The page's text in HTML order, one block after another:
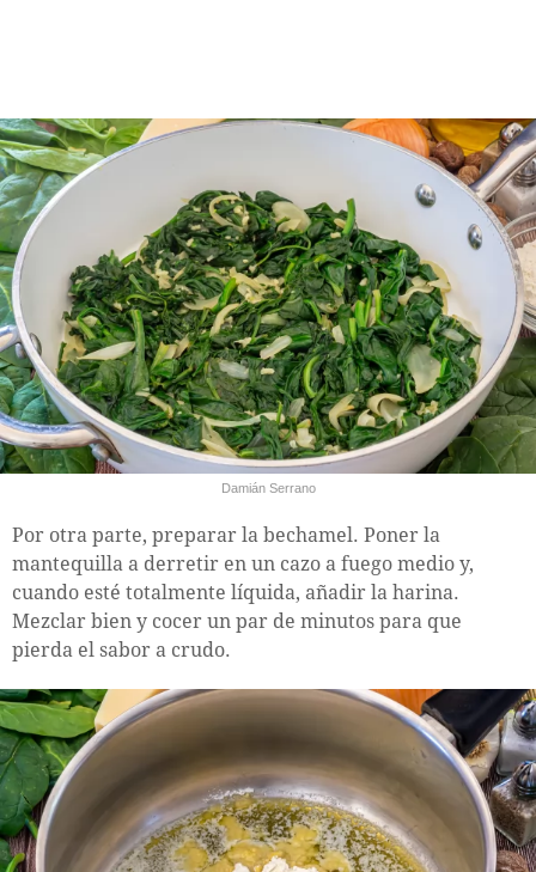
Damián Serrano
Por otra parte, preparar la bechamel. Poner la
mantequilla a derretir en un cazo a fuego medio y,
cuando esté totalmente líquida, añadir la harina.
Mezclar bien y cocer un par de minutos para que
pierda el sabor a crudo.